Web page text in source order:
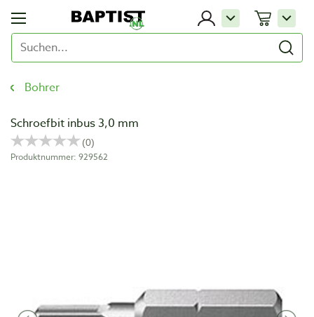
Bohrer
Schroefbit inbus 3,0 mm
Produktnummer: 929562